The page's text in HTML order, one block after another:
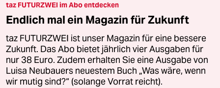
taz FUTURZWEI im Abo entdecken
Endlich mal ein Magazin für Zukunft
taz FUTURZWEI ist unser Magazin für eine bessere
Zukunft. Das Abo bietet jährlich vier Ausgaben für
nur 38 Euro. Zudem erhalten Sie eine Ausgabe von
Luisa Neubauers neuestem Buch „Was wäre, wenn
wir mutig sind?“ (solange Vorrat reicht).